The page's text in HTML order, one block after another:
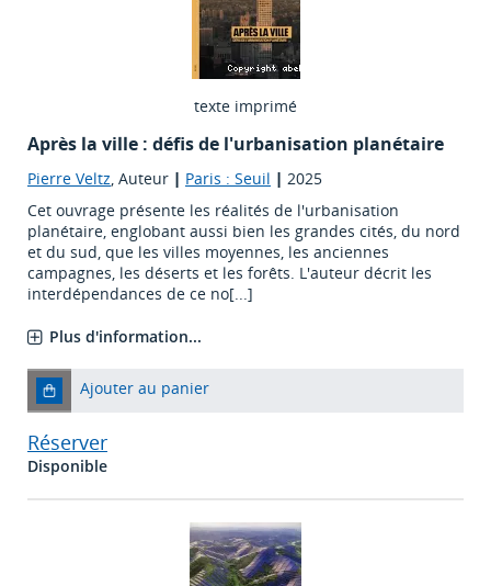
texte imprimé
Après la ville : défis de l'urbanisation planétaire
Pierre Veltz, Auteur | Paris : Seuil | 2025
Cet ouvrage présente les réalités de l'urbanisation
planétaire, englobant aussi bien les grandes cités, du nord
et du sud, que les villes moyennes, les anciennes
campagnes, les déserts et les forêts. L'auteur décrit les
interdépendances de ce no[...]
Plus d'information...
Ajouter au panier
Réserver
Disponible